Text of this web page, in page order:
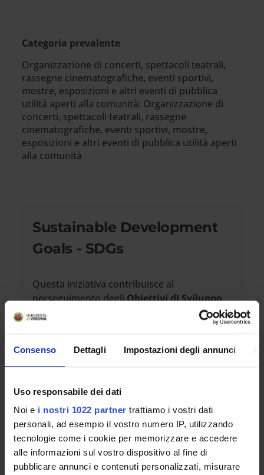
Consenso Dettagli Impostazioni degli annunci
Uso responsabile dei dati
Noi e i nostri 1022 partner trattiamo i vostri dati
personali, ad esempio il vostro numero IP, utilizzando
tecnologie come i cookie per memorizzare e accedere
alle informazioni sul vostro dispositivo al fine di
pubblicare annunci e contenuti personalizzati, misurare
Categoria prevalente
Organizzazione di concerti, spettacoli teatrali,
rassegne cinematografiche, eventi sportivi,
mostre, esposizioni e altri eventi di pubblica
utilità aperti alla comunità: Organizzazione di
concerti, spettacoli teatrali, rassegne
cinematografiche, eventi sportivi, mostre,
esposizioni e altri eventi di pubblica utilità aperti
alla comunità
Sustainable Development
Goals - SDGs
Questa iniziativa contribuisce al
perseguimento degliObiettivi di Sviluppo
Sostenibile dell'Agenda 2030 dell'ONU.